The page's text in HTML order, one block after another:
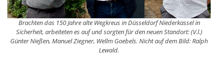
Brachten das 150 Jahre alte Wegkreus in Düsseldorf Niederkassel in
Sicherheit, arbeiteten es auf und sorgten für den neuen Standort: (V.l.)
Günter Nießen, Manuel Ziegner, Wellm Goebels. Nicht auf dem Bild: Ralph
Lewald.